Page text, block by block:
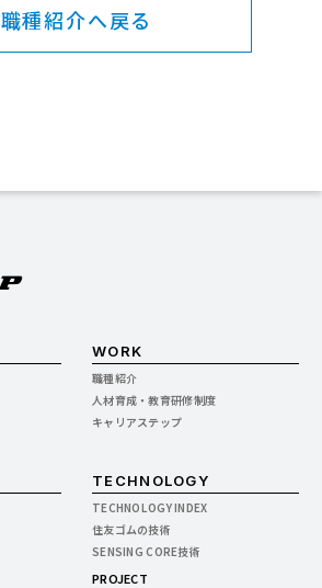
職種紹介へ戻る
WORK
職種紹介
人材育成・教育研修制度
キャリアステップ
TECHNOLOGY
TECHNOLOGY INDEX
住友ゴムの技術
SENSING CORE技術
PROJECT